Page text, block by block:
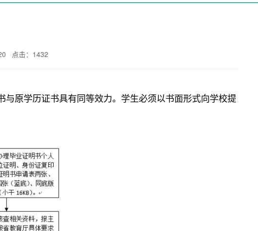
点击： 1432
原学历证书具有同等效力。学生必须以书面形式向学校提